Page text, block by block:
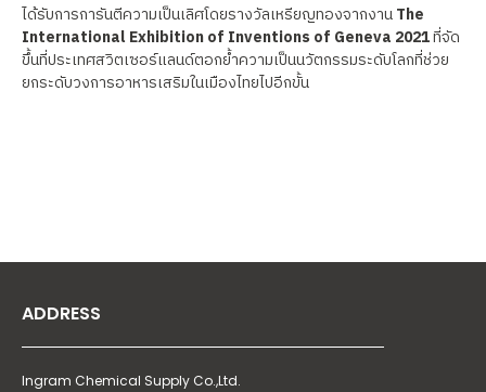
ได้รับการการันตีความเป็นเลิศโดยรางวัลเหรียญทองจากงานThe
International Exhibition of Inventions of Geneva 2021ที่จัด
ขึ้นที่ประเทศสวิตเซอร์แลนด์ตอกย้ำความเป็นนวัตกรรมระดับโลกที่ช่วย
ยกระดับวงการอาหารเสริมในเมืองไทยไปอีกขั้น
ADDRESS
Ingram Chemical Supply Co.,Ltd.